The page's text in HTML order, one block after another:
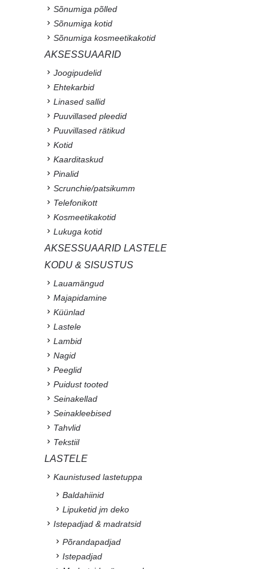
Sõnumiga põlled
Sõnumiga kotid
Sõnumiga kosmeetikakotid
AKSESSUAARID
Joogipudelid
Ehtekarbid
Linased sallid
Puuvillased pleedid
Puuvillased rätikud
Kotid
Kaarditaskud
Pinalid
Scrunchie/patsikumm
Telefonikott
Kosmeetikakotid
Lukuga kotid
AKSESSUAARID LASTELE
KODU & SISUSTUS
Lauamängud
Majapidamine
Küünlad
Lastele
Lambid
Nagid
Peeglid
Puidust tooted
Seinakellad
Seinakleebised
Tahvlid
Tekstiil
LASTELE
Kaunistused lastetuppa
Baldahiinid
Lipuketid jm deko
Istepadjad & madratsid
Põrandapadjad
Istepadjad